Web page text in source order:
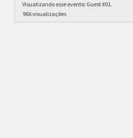
Visualizando esse evento: Guest #01.
966 visualizações